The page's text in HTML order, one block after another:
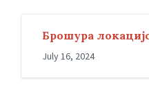
Брошура
July 16, 2024